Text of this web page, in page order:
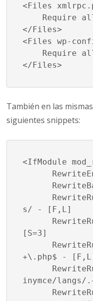
<Files
Require all
</Files>
<Files wp-
Require all
</Files>
También en las
siguientes snippets:
<IfModule
s/ - [F,L]
[S=3]
+\.php$ -
inymce/